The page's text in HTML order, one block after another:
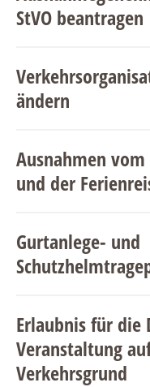
StVO beantragen
ändern
Ausnahmen
und der
Gurtanlege- und
Erlaubnis für die
Veranstaltung
Verkehrsgrund